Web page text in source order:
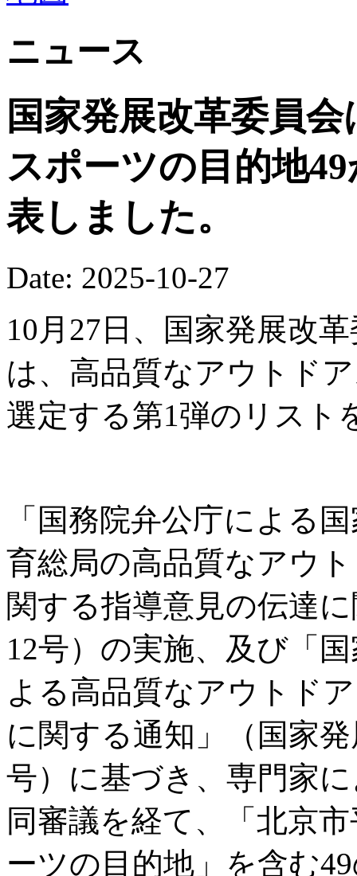
ニュース
国家発展改革委員
スポーツの目的地
表しました。
Date: 2025-10-27
10月27日、国家発展改
は、高品質なアウトド
選定する第1弾のリスト
「国務院弁公庁による
育総局の高品質なアウ
関する指導意見の伝達
12号）の実施、及び「
よる高品質なアウトド
に関する通知」（国家
号）に基づき、専門家
同審議を経て、「北京
ーツの目的地」を含む